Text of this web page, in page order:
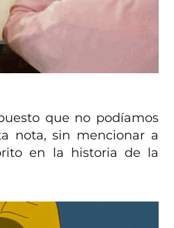
que no podíamos
nota, sin mencionar a
en la historia de la